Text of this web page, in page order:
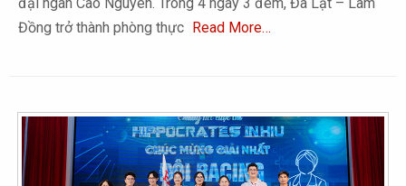
Đồng trở thành phòng thực Read More…